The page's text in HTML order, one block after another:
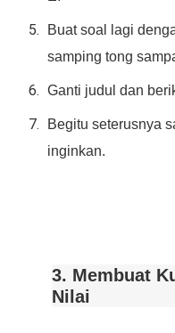
Buat soal lagi
samping tong
Ganti judul dan
Begitu seterusnya
inginkan.
3. Membuat
Nilai